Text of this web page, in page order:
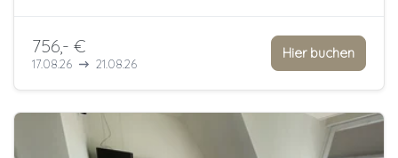
756,- €
17.08.26 21.08.26
Hier buchen